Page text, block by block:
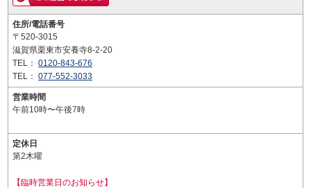
住所/電話番号
〒520-3015
滋賀県栗東市安養寺8-2-20
TEL： 0120-843-676
TEL： 077-552-3033
営業時間
午前10時〜午後7時
定休日
第2木曜
【臨時営業日のお知らせ】